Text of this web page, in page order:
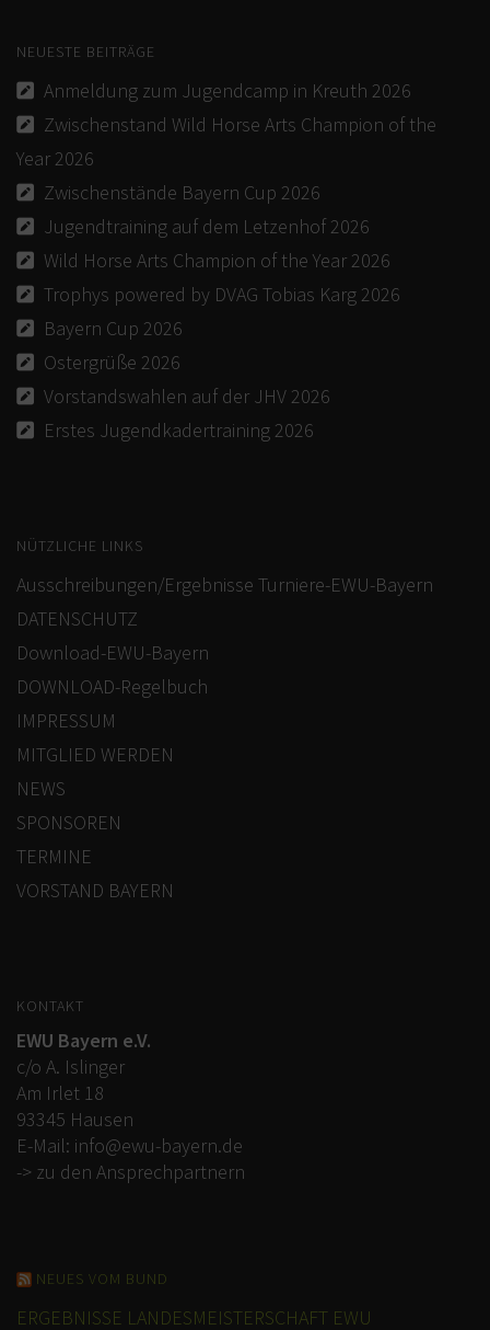
NEUESTE BEITRÄGE
Anmeldung zum Jugendcamp in Kreuth 2026
Zwischenstand Wild Horse Arts Champion of the
Year 2026
Zwischenstände Bayern Cup 2026
Jugendtraining auf dem Letzenhof 2026
Wild Horse Arts Champion of the Year 2026
Trophys powered by DVAG Tobias Karg 2026
Bayern Cup 2026
Ostergrüße 2026
Vorstandswahlen auf der JHV 2026
Erstes Jugendkadertraining 2026
NÜTZLICHE LINKS
Ausschreibungen/Ergebnisse Turniere-EWU-Bayern
DATENSCHUTZ
Download-EWU-Bayern
DOWNLOAD-Regelbuch
IMPRESSUM
MITGLIED WERDEN
NEWS
SPONSOREN
TERMINE
VORSTAND BAYERN
KONTAKT
EWU Bayern e.V.
c/o A. Islinger
Am Irlet 18
93345 Hausen
E-Mail: info@ewu-bayern.de
-> zu den Ansprechpartnern
NEUES VOM BUND
ERGEBNISSE LANDESMEISTERSCHAFT EWU